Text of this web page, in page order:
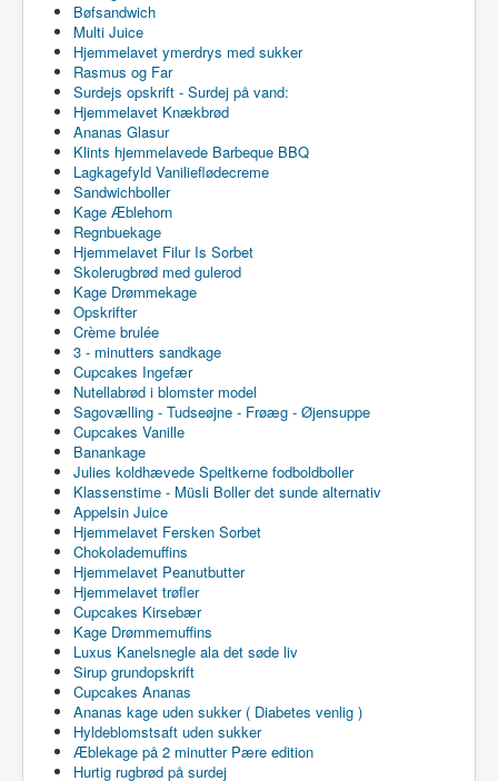
Bøfsandwich
Multi Juice
Hjemmelavet ymerdrys med sukker
Rasmus og Far
Surdejs opskrift - Surdej på vand:
Hjemmelavet Knækbrød
Ananas Glasur
Klints hjemmelavede Barbeque BBQ
Lagkagefyld Vanilieflødecreme
Sandwichboller
Kage Æblehorn
Regnbuekage
Hjemmelavet Filur Is Sorbet
Skolerugbrød med gulerod
Kage Drømmekage
Opskrifter
Crème brulée
3 - minutters sandkage
Cupcakes Ingefær
Nutellabrød i blomster model
Sagovælling - Tudseøjne - Frøæg - Øjensuppe
Cupcakes Vanille
Banankage
Julies koldhævede Speltkerne fodboldboller
Klassenstime - Müsli Boller det sunde alternativ
Appelsin Juice
Hjemmelavet Fersken Sorbet
Chokolademuffins
Hjemmelavet Peanutbutter
Hjemmelavet trøfler
Cupcakes Kirsebær
Kage Drømmemuffins
Luxus Kanelsnegle ala det søde liv
Sirup grundopskrift
Cupcakes Ananas
Ananas kage uden sukker ( Diabetes venlig )
Hyldeblomstsaft uden sukker
Æblekage på 2 minutter Pære edition
Hurtig rugbrød på surdej